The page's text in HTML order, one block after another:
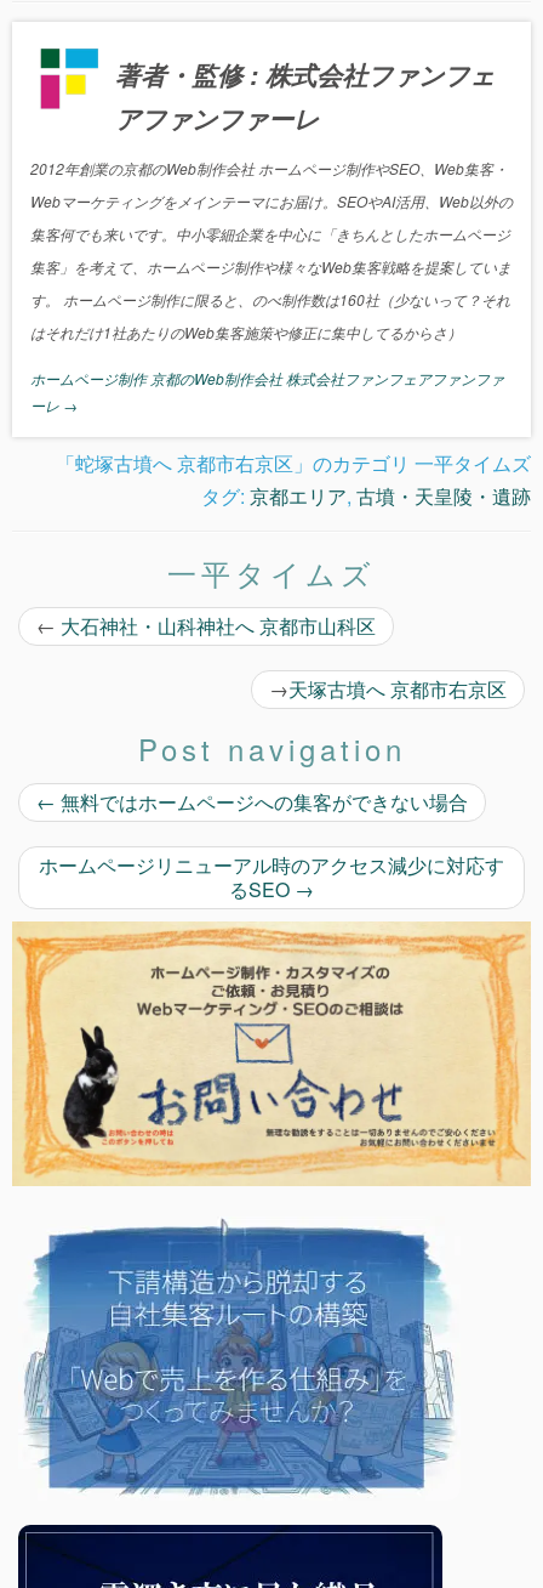
著者・監修 : 株式会社ファンフェ
アファンファーレ
2012年創業の京都のWeb制作会社 ホームページ制作やSEO、Web集客・
Webマーケティングをメインテーマにお届け。SEOやAI活用、Web以外の
集客何でも来いです。中小零細企業を中心に「きちんとしたホームページ
集客」を考えて、ホームページ制作や様々なWeb集客戦略を提案していま
す。 ホームページ制作に限ると、のべ制作数は160社（少ないって？それ
はそれだけ1社あたりのWeb集客施策や修正に集中してるからさ）
ホームページ制作 京都のWeb制作会社 株式会社ファンフェアファンファ
ーレ →
「蛇塚古墳へ 京都市右京区」のカテゴリ 一平タイムズ
タグ: 京都エリア, 古墳・天皇陵・遺跡
一平タイムズ
← 大石神社・山科神社へ 京都市山科区
→天塚古墳へ 京都市右京区
Post navigation
← 無料ではホームページへの集客ができない場合
ホームページリニューアル時のアクセス減少に対応す
るSEO →